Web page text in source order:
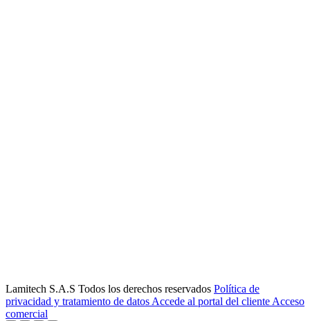
Lamitech S.A.S Todos los derechos reservados Política de
privacidad y tratamiento de datos Accede al portal del cliente Acceso
comercial